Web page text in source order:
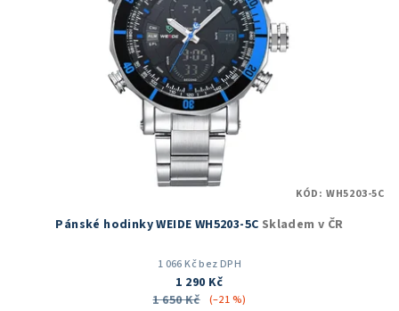
Pánské hodinky WEIDE WH5203-5C Skladem v ČR
1 066 Kč bez DPH
1 290 Kč
1 650 Kč
(–21 %)
KÓD: WH5203-5C